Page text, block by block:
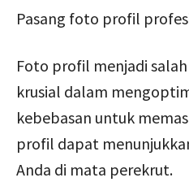
Pasang foto profil
Foto profil menjadi
krusial dalam
kebebasan untuk
profil dapat
Anda di mata perekrut.